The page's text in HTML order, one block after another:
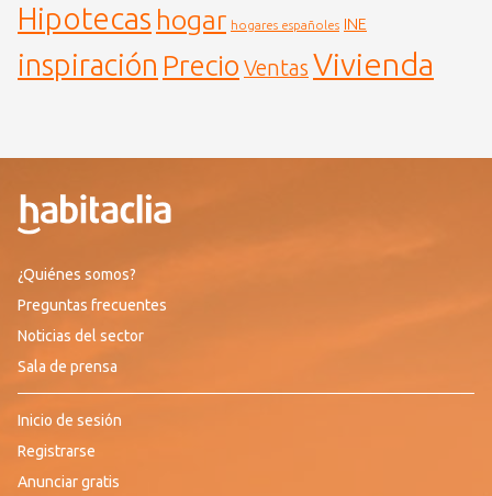
Hipotecas hogar hogares españoles INE
inspiración Precio Ventas Vivienda
¿Quiénes somos?
Preguntas frecuentes
Noticias del sector
Sala de prensa
Inicio de sesión
Registrarse
Anunciar gratis